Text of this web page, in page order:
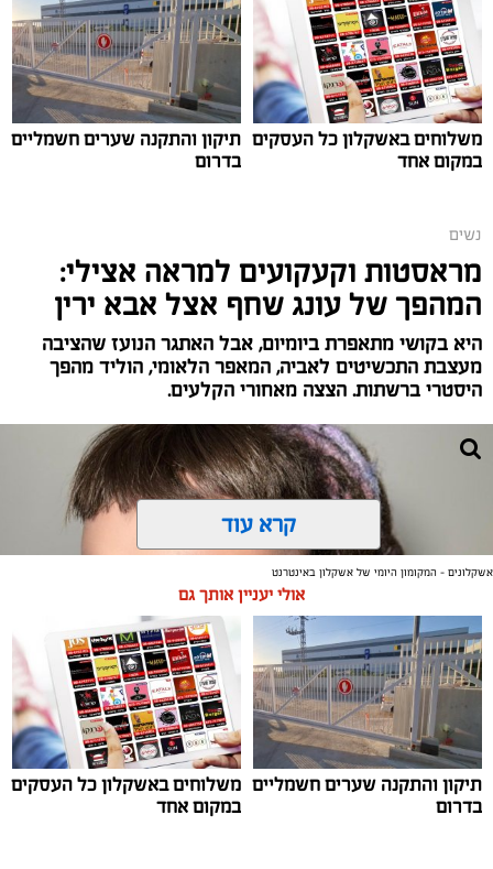
תגים:הורמוני האהבה והשפעתם על התזונה
לכבוד טו באב ביקשנו מורוניקה מייזלר, דיאטנית קלינית
בשיטתNLP ויועצת לחברת הרבלייף,
שמאחורי הפרפרים והחשקים, ובעיקר להבין למה לפעמים
אנחנו לא רעבים לאוכל, אלא למשהו הרבה יותר עמוק
ובסיסי.
משלוחים באשקלון כל העסקים
במקום אחד
תיקון והתקנה שערים חשמליים
בדרום
נשים
מראסטות וקעקועים למראה אצילי:
המהפך של עונג שחף אצל אבא ירין
היא בקושי מתאפרת ביומיום, אבל האתגר הנועז שהציבה
מעצבת התכשיטים לאביה, המאפר הלאומי, הוליד מהפך
היסטרי ברשתות. הצצה מאחורי הקלעים.
דוגמנית של אבא, עונג שחף באיפור של ירין שחף, צילום גיא
קרא עוד
אשקלונים - המקומון היומי של אשקלון באינטרנט
אולי יעניין אותך גם
תיקון והתקנה שערים חשמליים
בדרום
משלוחים באשקלון כל העסקים
במקום אחד